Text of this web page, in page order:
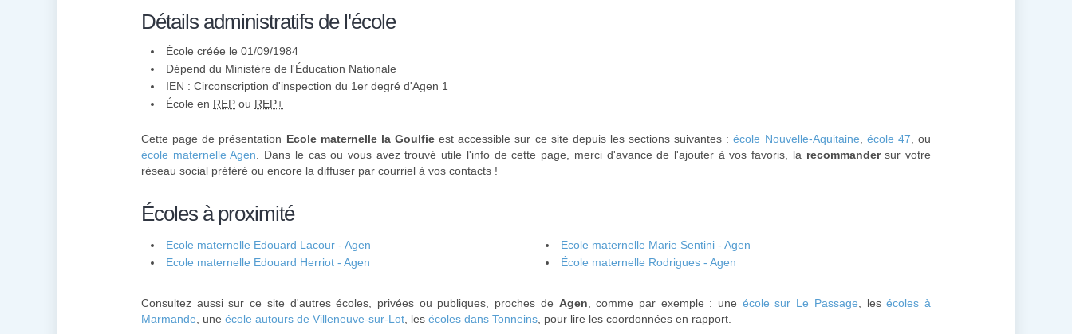
Détails administratifs de l'école
École créée le 01/09/1984
Dépend du Ministère de l'Éducation Nationale
IEN : Circonscription d'inspection du 1er degré d'Agen 1
École en REP ou REP+
Cette page de présentation Ecole maternelle la Goulfieest accessible sur ce site depuis les sections suivantes :école Nouvelle-Aquitaine école 47 , ou
école maternelle Agen . Dans le cas ou vous avez trouvé utile l'info de cette page, merci d'avance de l'ajouter à vos favoris, la recommandersur votre
réseau social préféré ou encore la diffuser par courriel à vos contacts !
Écoles à proximité
Ecole maternelle Edouard Lacour - Agen
Ecole maternelle Marie Sentini - Agen
Ecole maternelle Edouard Herriot - Agen
École maternelle Rodrigues - Agen
Consultez aussi sur ce site d'autres écoles, privées ou publiques, proches de Agen , comme par exemple : une école sur Le Passage , lesécoles à
Marmande , une école autours de Villeneuve-sur-Lot , les écoles dans Tonneins , pour lire les coordonnées en rapport.